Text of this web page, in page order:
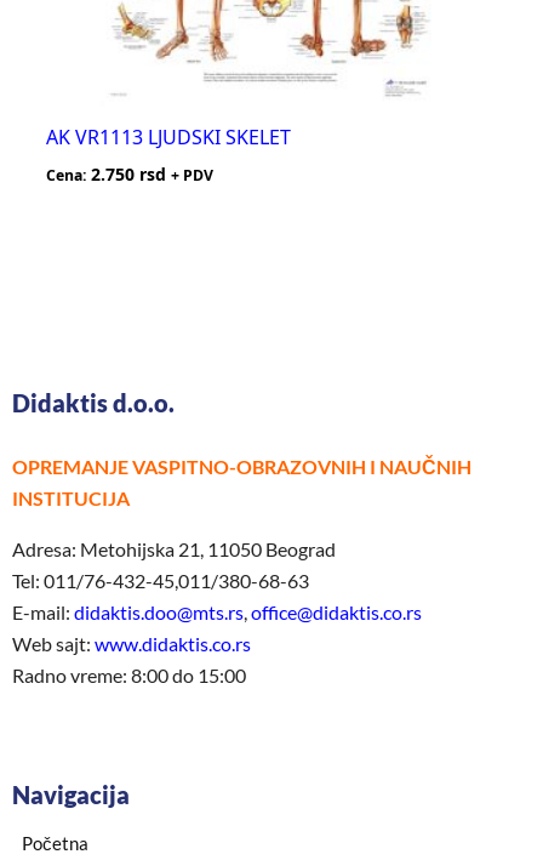
AK VR1113 LJUDSKI SKELET
Cena: 2.750 rsd + PDV
Didaktis d.o.o.
OPREMANJE VASPITNO-OBRAZOVNIH I NAUČNIH
INSTITUCIJA
Adresa: Metohijska 21, 11050 Beograd
Tel: 011/76-432-45,011/380-68-63
E-mail: didaktis.doo@mts.rs,office@didaktis.co.rs
Web sajt: www.didaktis.co.rs
Radno vreme: 8:00 do 15:00
Navigacija
Početna